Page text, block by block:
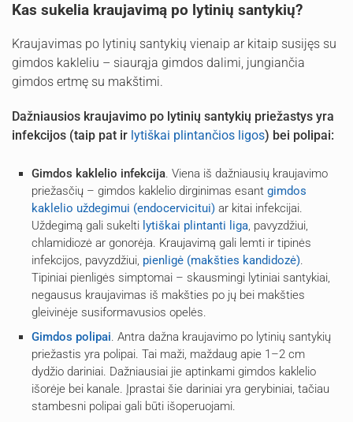
Kas sukelia kraujavimą po lytinių santykių?
Kraujavimas po lytinių santykių vienaip ar kitaip susijęs su
gimdos kakleliu – siaurąja gimdos dalimi, jungiančia
gimdos ertmę su makštimi.
Dažniausios kraujavimo po lytinių santykių priežastys yra
infekcijos (taip pat ir lytiškai plintančios ligos) bei polipai:
Gimdos kaklelio infekcija. Viena iš dažniausių kraujavimo
priežasčių – gimdos kaklelio dirginimas esant gimdos
kaklelio uždegimui (endocervicitui) ar kitai infekcijai.
Uždegimą gali sukelti lytiškai plintanti liga, pavyzdžiui,
chlamidiozė ar gonorėja. Kraujavimą gali lemti ir tipinės
infekcijos, pavyzdžiui, pienligė (makšties kandidozė).
Tipiniai pienligės simptomai – skausmingi lytiniai santykiai,
negausus kraujavimas iš makšties po jų bei makšties
gleivinėje susiformavusios opelės.
Gimdos polipai. Antra dažna kraujavimo po lytinių santykių
priežastis yra polipai. Tai maži, maždaug apie 1–2 cm
dydžio dariniai. Dažniausiai jie aptinkami gimdos kaklelio
išorėje bei kanale. Įprastai šie dariniai yra gerybiniai, tačiau
stambesni polipai gali būti išoperuojami.